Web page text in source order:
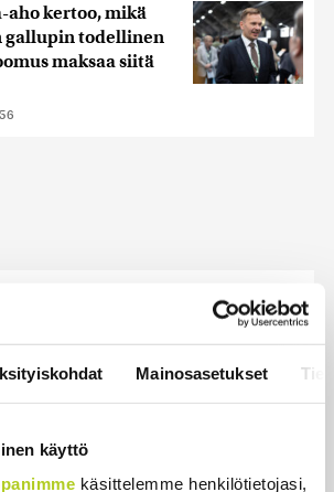
Mainosasetukset
käyttö
käsittelemme henkilötietojasi,
aho kertoo, mikä
gallupin todellinen
maksaa siitä
– oli liian raju myös natseille
koiranlihasoppaa